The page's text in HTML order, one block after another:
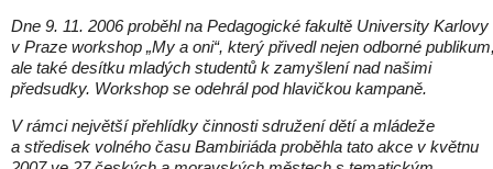
Dne 9. 11. 2006 proběhl na Pedagogické fakultě University Karlovy
v Praze workshop „My a oni“, který přivedl nejen odborné
ale také desítku mladých studentů k zamyšlení nad našimi
předsudky. Workshop se odehrál pod hlavičkou kampaně.
V rámci největší přehlídky činnosti sdružení dětí a mládeže
a středisek volného času Bambiriáda proběhla tato akce v květnu